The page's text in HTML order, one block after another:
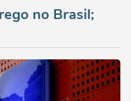
no Brasil;